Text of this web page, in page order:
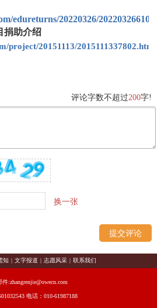
edureturns/20220326/
捐助介绍
project/20151113/2015111337802.html
评论字数不超过200字!
换一张
知 | 文字报道 | 志愿风采 | 联系我们
:zhangrenjie@owecn.com
电话：010-61987188